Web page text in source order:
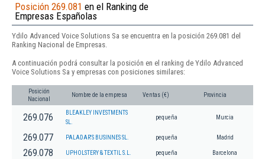
Posición 269.081 en el Ranking de
Empresas Españolas
Ydilo Advanced Voice Solutions Sa se encuentra en la posición 269.081 del
Ranking Nacional de Empresas.
A continuación podrá consultar la posición en el ranking de Ydilo Advanced
Voice Solutions Sa y empresas con posiciones similares:
Posición
Nacional
Nombre de la empresa Ventas (€) Provincia
269.076
BLEAKLEY INVESTMENTS
SL.
pequeña Murcia
269.077 PALADAR'S BUSINNES SL. pequeña Madrid
269.078 UPHOLSTERY & TEXTIL S.L. pequeña Barcelona